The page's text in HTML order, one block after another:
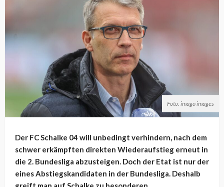
Foto: imago images
Der FC Schalke 04 will unbedingt verhindern, nach dem
schwer erkämpften direkten Wiederaufstieg erneut in
die 2. Bundesliga abzusteigen. Doch der Etat ist nur der
eines Abstiegskandidaten in der Bundesliga. Deshalb